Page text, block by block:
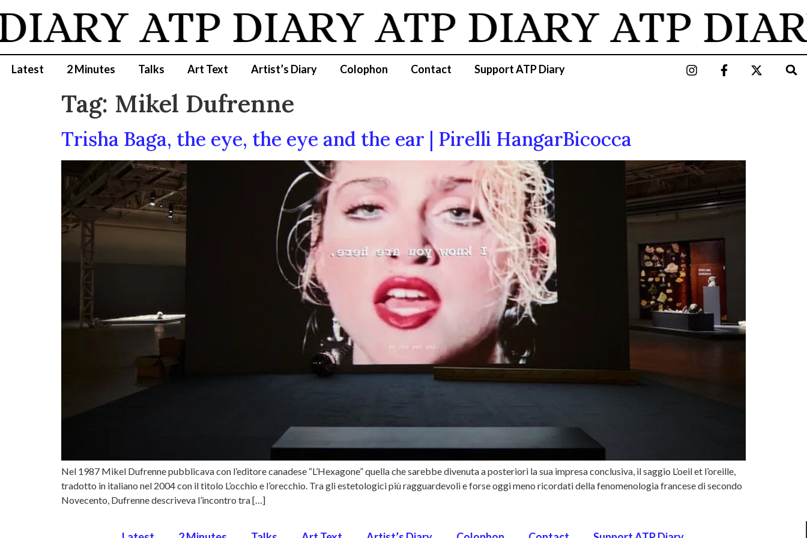
ATP DIARY ATP DIARY ATP
Latest 2 Minutes Talks Art Text Artist’s Diary Colophon Contact Support ATP Diary
Tag: Mikel Dufrenne
Trisha Baga, the eye, the eye and the ear | Pirelli HangarBicocca
Nel 1987 Mikel Dufrenne pubblicava con l’editore canadese “L’Hexagone” quella che sarebbe divenuta a posteriori la sua impresa conclusiva, il saggio L’oeil et l’oreille,
tradotto in italiano nel 2004 con il titolo L’occhio e l’orecchio. Tra gli estetologici più ragguardevoli e forse oggi meno ricordati della fenomenologia francese di secondo
Novecento, Dufrenne descriveva l’incontro tra […]